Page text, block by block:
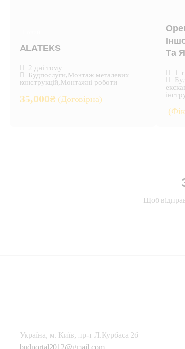
ALATEKS
2 дні тому
Будпослуги,Монтаж металевих
конструкцій,Монтажні роботи
35,000₴ (Договірна)
Та
1
Щоб
Українa, м. Київ, пр-т Л.Курбаса 2б
budportal2012@gmail.com